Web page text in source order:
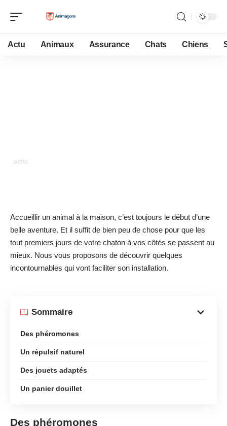
Actu Animaux Assurance Chats Chiens
ACTU
Accueillir un animal à la maison, c’est toujours le début d’une
belle aventure. Et il suffit de bien peu de chose pour que les
tout premiers jours de votre chaton à vos côtés se passent au
mieux. Nous vous proposons de découvrir quelques
incontournables qui vont faciliter son installation.
Sommaire
Des phéromones
Un répulsif naturel
Des jouets adaptés
Un panier douillet
Des phéromones